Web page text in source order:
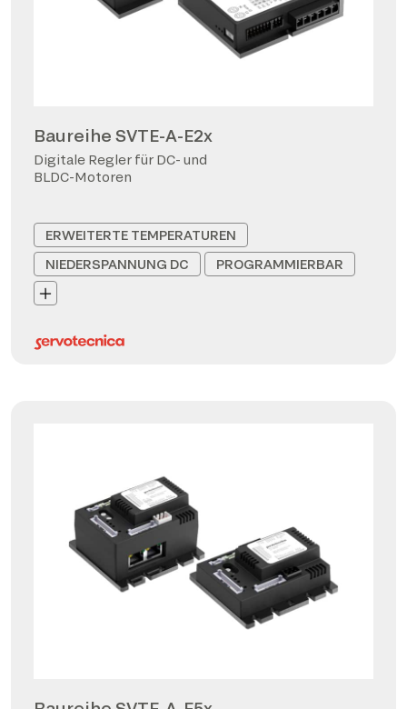
Baureihe SVTE-A-E2x
Digitale Regler für DC- und
BLDC-Motoren
ERWEITERTE TEMPERATUREN
NIEDERSPANNUNG DC
PROGRAMMIERBAR